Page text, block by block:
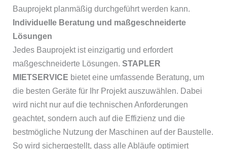
Bauprojekt planmäßig durchgeführt werden kann.
Individuelle Beratung und maßgeschneiderte
Lösungen
Jedes Bauprojekt ist einzigartig und erfordert
maßgeschneiderte Lösungen. STAPLER
MIETSERVICE bietet eine umfassende Beratung, um
die besten Geräte für Ihr Projekt auszuwählen. Dabei
wird nicht nur auf die technischen Anforderungen
geachtet, sondern auch auf die Effizienz und die
bestmögliche Nutzung der Maschinen auf der Baustelle.
So wird sichergestellt, dass alle Abläufe optimiert